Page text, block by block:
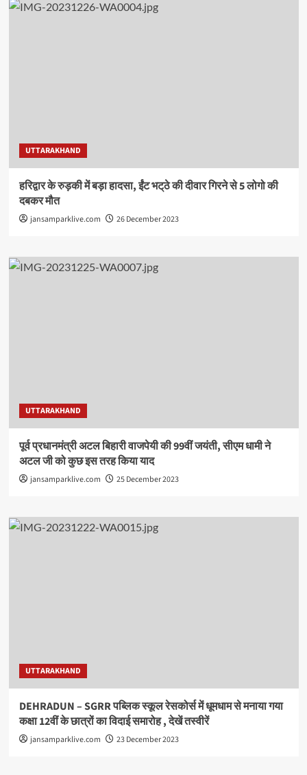
UTTARAKHAND
हरिद्वार के रुड़की में बड़ा हादसा, ईंट भट्‌ठे की दीवार गिरने से 5 लोगो की
दबकर मौत
jansamparklive.com 26 December 2023
UTTARAKHAND
पूर्व प्रधानमंत्री अटल बिहारी वाजपेयी की 99वीं जयंती, सीएम धामी ने
अटल जी को कुछ इस तरह किया याद
jansamparklive.com 25 December 2023
UTTARAKHAND
DEHRADUN – SGRR पब्लिक स्कूल रेसकोर्स में धूमधाम से मनाया गया
कक्षा 12वीं के छात्रों का विदाई समारोह , देखें तस्वीरें
jansamparklive.com 23 December 2023